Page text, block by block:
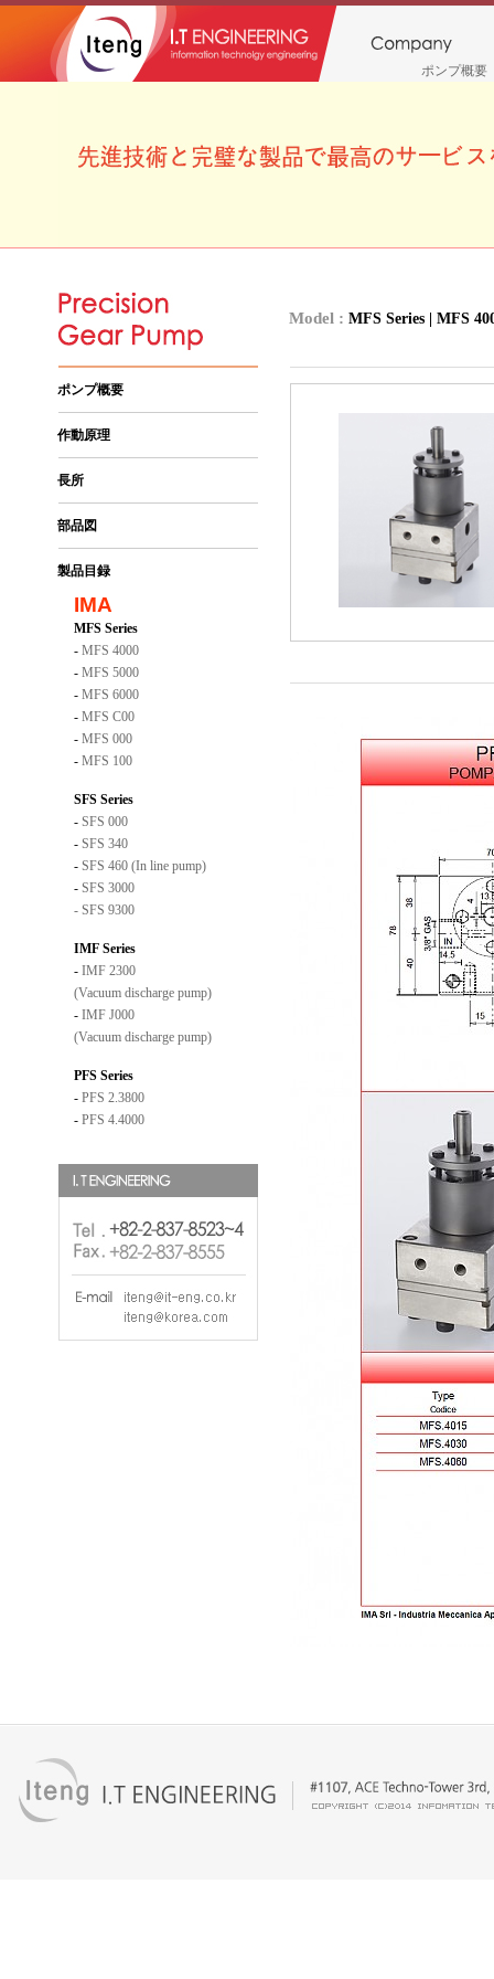
ポンプ概要
ポンプ概要
作動原理
長所
部品図
製品目録
IMA
MFS Series
-MFS 4000
-MFS 5000
-MFS 6000
-MFS C00
-MFS 000
-MFS 100
SFS Series
-SFS 000
-SFS 340
-SFS 460 (In line pump)
-SFS 3000
-SFS 9300
IMF Series
-IMF 2300
(Vacuum discharge pump)
-IMF J000
(Vacuum discharge pump)
PFS Series
-PFS 2.3800
-PFS 4.4000
Model :MFS Series | MFS